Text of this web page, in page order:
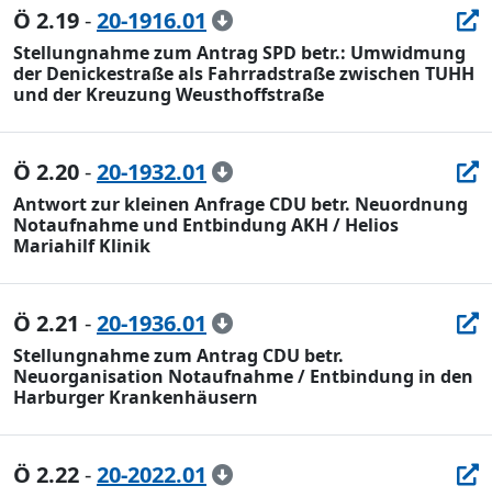
Ö 2.19-20-1916.01
Stellungnahme zum Antrag SPD betr.: Umwidmung
der Denickestraße als Fahrradstraße zwischen TUHH
und der Kreuzung Weusthoffstraße
Ö 2.20-20-1932.01
Antwort zur kleinen Anfrage CDU betr. Neuordnung
Notaufnahme und Entbindung AKH / Helios
Mariahilf Klinik
Ö 2.21 -20-1936.01
Stellungnahme zum Antrag CDU betr.
Neuorganisation Notaufnahme / Entbindung in den
Harburger Krankenhäusern
Ö 2.22-20-2022.01